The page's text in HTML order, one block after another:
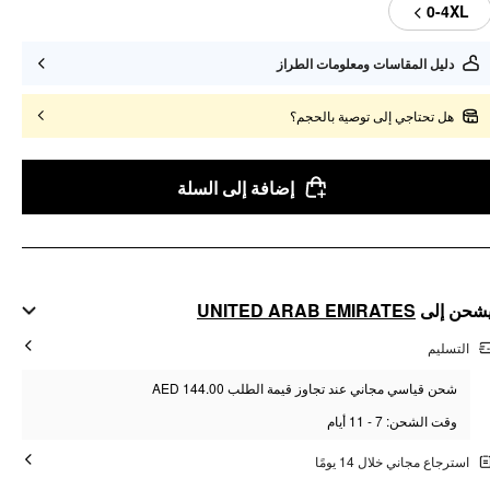
0-4XL
دليل المقاسات ومعلومات الطراز
هل تحتاجي إلى توصية بالحجم؟
إضافة إلى السلة
إلى UNITED ARAB EMIRATES
التسليم
شحن قياسي مجاني عند تجاوز قيمة الطلب AED 144.00
وقت الشحن: 7 - 11 أيام
استرجاع مجاني خلال 14 يومًا